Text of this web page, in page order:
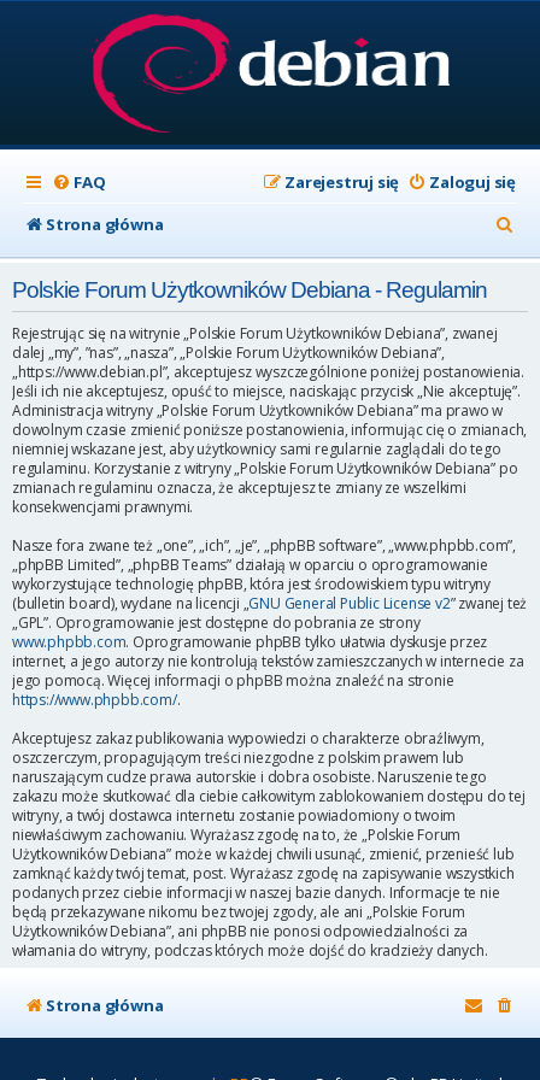
FAQ Zaloguj się
Zarejestruj się
Strona główna
z
j
Polskie Forum Użytkowników Debiana - Regulamin
Rejestrując się na witrynie „Polskie Forum Użytkowników Debiana”, zwanej
dalej „my”, ”nas”, „nasza”, „Polskie Forum Użytkowników Debiana”,
„https://www.debian.pl”, akceptujesz wyszczególnione poniżej postanowienia.
Jeśli ich nie akceptujesz, opuść to miejsce, naciskając przycisk „Nie akceptuję”.
Administracja witryny „Polskie Forum Użytkowników Debiana” ma prawo w
dowolnym czasie zmienić poniższe postanowienia, informując cię o zmianach,
niemniej wskazane jest, aby użytkownicy sami regularnie zaglądali do tego
regulaminu. Korzystanie z witryny „Polskie Forum Użytkowników Debiana” po
zmianach regulaminu oznacza, że akceptujesz te zmiany ze wszelkimi
konsekwencjami prawnymi.
Nasze fora zwane też „one”, „ich”, „je”, „phpBB software”, „www.phpbb.com”,
„phpBB Limited”, „phpBB Teams” działają w oparciu o oprogramowanie
wykorzystujące technologię phpBB, która jest środowiskiem typu witryny
(bulletin board), wydane na licencji „GNU General Public License v2” zwanej też
„GPL”. Oprogramowanie jest dostępne do pobrania ze strony
www.phpbb.com. Oprogramowanie phpBB tylko ułatwia dyskusje przez
internet, a jego autorzy nie kontrolują tekstów zamieszczanych w internecie za
jego pomocą. Więcej informacji o phpBB można znaleźć na stronie
https://www.phpbb.com/.
Akceptujesz zakaz publikowania wypowiedzi o charakterze obraźliwym,
oszczerczym, propagującym treści niezgodne z polskim prawem lub
naruszającym cudze prawa autorskie i dobra osobiste. Naruszenie tego
zakazu może skutkować dla ciebie całkowitym zablokowaniem dostępu do tej
witryny, a twój dostawca internetu zostanie powiadomiony o twoim
niewłaściwym zachowaniu. Wyrażasz zgodę na to, że „Polskie Forum
Użytkowników Debiana” może w każdej chwili usunąć, zmienić, przenieść lub
zamknąć każdy twój temat, post. Wyrażasz zgodę na zapisywanie wszystkich
podanych przez ciebie informacji w naszej bazie danych. Informacje te nie
będą przekazywane nikomu bez twojej zgody, ale ani „Polskie Forum
Użytkowników Debiana”, ani phpBB nie ponosi odpowiedzialności za
włamania do witryny, podczas których może dojść do kradzieży danych.
Strona główna